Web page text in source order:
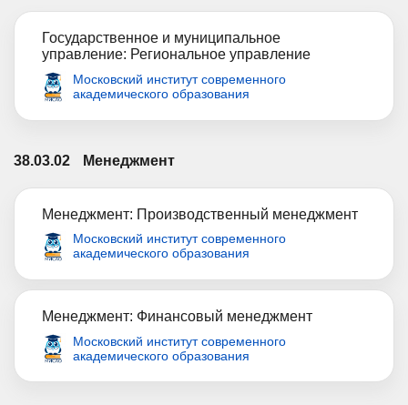
Государственное и муниципальное
управление: Региональное управление
Московский институт современного
академического образования
38.03.02 Менеджмент
Менеджмент: Производственный менеджмент
Московский институт современного
академического образования
Менеджмент: Финансовый менеджмент
Московский институт современного
академического образования